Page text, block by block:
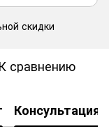
скидки
К сравнению
Консультация